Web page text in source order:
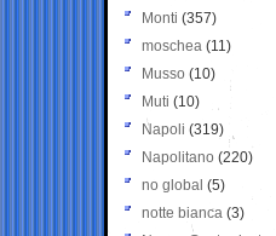
Monti (357)
moschea (11)
Musso (10)
Muti (10)
Napoli (319)
Napolitano (220)
no global (5)
notte bianca (3)